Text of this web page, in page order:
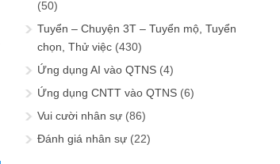
(50)
Tuyển – Chuyện 3T – Tuyển mộ, Tuyển
chọn, Thử việc (430)
Ứng dụng AI vào QTNS (4)
Ứng dụng CNTT vào QTNS (6)
Vui cười nhân sự (86)
Đánh giá nhân sự (22)